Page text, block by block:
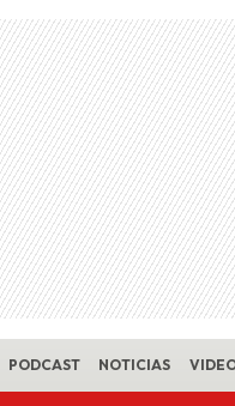
PODCAST NOTICIAS